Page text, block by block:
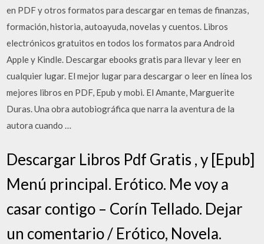
en PDF y otros formatos para descargar en temas de finanzas,
formación, historia, autoayuda, novelas y cuentos. Libros
electrónicos gratuitos en todos los formatos para Android
Apple y Kindle. Descargar ebooks gratis para llevar y leer en
cualquier lugar. El mejor lugar para descargar o leer en línea los
mejores libros en PDF, Epub y mobi. El Amante, Marguerite
Duras. Una obra autobiográfica que narra la aventura de la
autora cuando …
Descargar Libros Pdf Gratis , y [Epub]
Menú principal. Erótico. Me voy a
casar contigo – Corín Tellado. Dejar
un comentario / Erótico, Novela.